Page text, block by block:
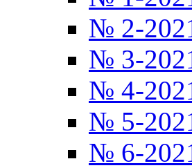
№ 2-
№ 3-
№ 4-
№ 5-
№ 6-